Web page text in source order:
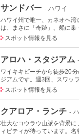
サンドバー - ハワイ
ハワイ州で唯一、カネオヘ
は、まさに「奇跡」。船に
スポット情報を見る
アロハ・スタジアム
ワイキキビーチから徒歩20
ジアムです。週3回、スワッ
スポット情報を見る
クアロア・ランチ -
壮大なコウラウ山脈を背景
ィビティが待っています。